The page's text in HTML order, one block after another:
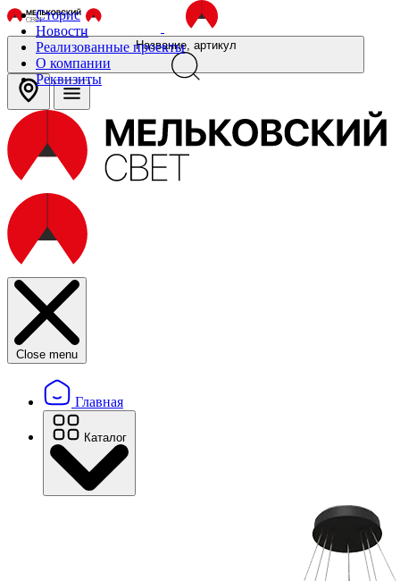
Сторис
Новости
Реализованные проекты
О компании
Реквизиты
Название, артикул
Close menu
Главная
Каталог